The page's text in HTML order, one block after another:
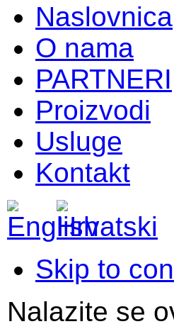
Naslovnica
O nama
PARTNERI
Proizvodi
Usluge
Kontakt
Skip to
Nalazite se